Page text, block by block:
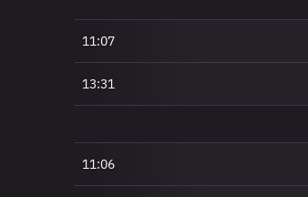
11:07
13:31
11:06